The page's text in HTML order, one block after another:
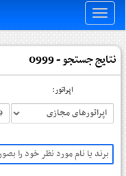
Toggle
نتایج جستجو - 0999
اپراتور: